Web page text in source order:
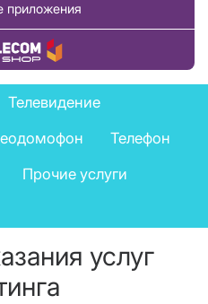
приложения
товар
Телевидение
Телефон
Прочие услуги
услуг